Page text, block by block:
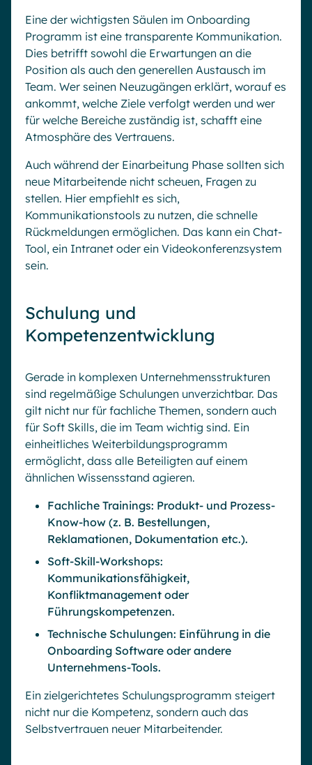
Eine der wichtigsten Säulen im Onboarding
Programm ist eine transparente Kommunikation.
Dies betrifft sowohl die Erwartungen an die
Position als auch den generellen Austausch im
Team. Wer seinen Neuzugängen erklärt, worauf es
ankommt, welche Ziele verfolgt werden und wer
für welche Bereiche zuständig ist, schafft eine
Atmosphäre des Vertrauens.
Auch während der Einarbeitung Phase sollten sich
neue Mitarbeitende nicht scheuen, Fragen zu
stellen. Hier empfiehlt es sich,
Kommunikationstools zu nutzen, die schnelle
Rückmeldungen ermöglichen. Das kann ein Chat-
Tool, ein Intranet oder ein Videokonferenzsystem
sein.
Schulung und
Kompetenzentwicklung
Gerade in komplexen Unternehmensstrukturen
sind regelmäßige Schulungen unverzichtbar. Das
gilt nicht nur für fachliche Themen, sondern auch
für Soft Skills, die im Team wichtig sind. Ein
einheitliches Weiterbildungsprogramm
ermöglicht, dass alle Beteiligten auf einem
ähnlichen Wissensstand agieren.
Fachliche Trainings: Produkt- und Prozess-
Know-how (z. B. Bestellungen,
Reklamationen, Dokumentation etc.).
Soft-Skill-Workshops:
Kommunikationsfähigkeit,
Konfliktmanagement oder
Führungskompetenzen.
Technische Schulungen: Einführung in die
Onboarding Software oder andere
Unternehmens-Tools.
Ein zielgerichtetes Schulungsprogramm steigert
nicht nur die Kompetenz, sondern auch das
Selbstvertrauen neuer Mitarbeitender.